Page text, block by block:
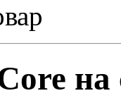
на